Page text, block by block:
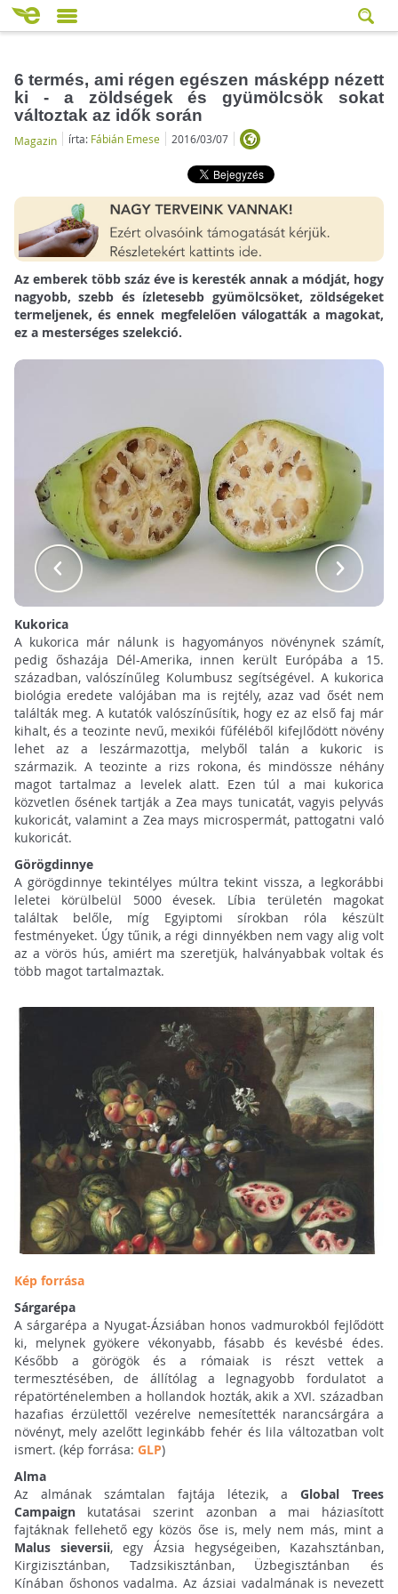
6 termés, ami régen egészen másképp nézett
ki - a zöldségek és gyümölcsök sokat
változtak az idők során
Magazin írta: Fábián Emese 2016/03/07
Az emberek több száz éve is keresték annak a módját, hogy
nagyobb, szebb és ízletesebb gyümölcsöket, zöldségeket
termeljenek, és ennek megfelelően válogatták a magokat,
ez a mesterséges szelekció.
Kukorica
A kukorica már nálunk is hagyományos növénynek számít,
pedig őshazája Dél-Amerika, innen került Európába a 15.
században, valószínűleg Kolumbusz segítségével. A kukorica
biológia eredete valójában ma is rejtély, azaz vad ősét nem
találták meg. A kutatók valószínűsítik, hogy ez az első faj már
kihalt, és a teozinte nevű, mexikói fűféléből kifejlődött növény
lehet az a leszármazottja, melyből talán a kukoric is
származik. A teozinte a rizs rokona, és mindössze néhány
magot tartalmaz a levelek alatt. Ezen túl a mai kukorica
közvetlen ősének tartják a Zea mays tunicatát, vagyis pelyvás
kukoricát, valamint a Zea mays microspermát, pattogatni való
kukoricát.
Görögdinnye
A görögdinnye tekintélyes múltra tekint vissza, a legkorábbi
leletei körülbelül 5000 évesek. Líbia területén magokat
találtak belőle, míg Egyiptomi sírokban róla készült
festményeket. Úgy tűnik, a régi dinnyékben nem vagy alig volt
az a vörös hús, amiért ma szeretjük, halványabbak voltak és
több magot tartalmaztak.
Kép forrása
Sárgarépa
A sárgarépa a Nyugat-Ázsiában honos vadmurokból fejlődött
ki, melynek gyökere vékonyabb, fásabb és kevésbé édes.
Később a görögök és a rómaiak is részt vettek a
termesztésében, de állítólag a legnagyobb fordulatot a
répatörténelemben a hollandok hozták, akik a XVI. században
hazafias érzülettől vezérelve nemesítették narancsárgára a
növényt, mely azelőtt leginkább fehér és lila változatban volt
ismert. (kép forrása: GLP)
Alma
Az almának számtalan fajtája létezik, aGlobal Trees
Campaignkutatásai szerint azonban a mai háziasított
fajtáknak fellehető egy közös őse is, mely nem más, mint a
Malus sieversii, egy Ázsia hegységeiben, Kazahsztánban,
Kirgizisztánban, Tadzsikisztánban, Üzbegisztánban és
Kínában őshonos vadalma. Az ázsiai vadalmának is nevezett